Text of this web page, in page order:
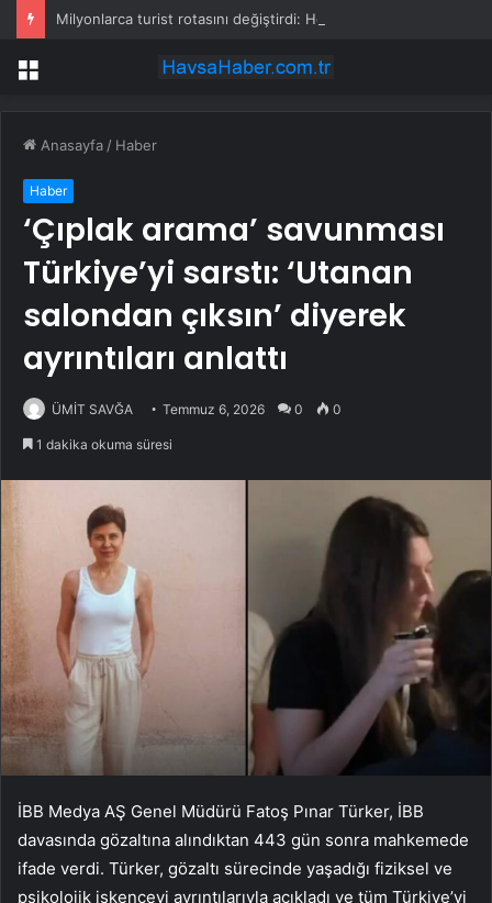
Menü
Anasayfa / Haber
Haber
‘Çıplak arama’ savunması
Türkiye’yi sarstı: ‘Utanan
salondan çıksın’ diyerek
ayrıntıları anlattı
ÜMİT SAVĞA Temmuz 6, 2026 0 0
1 dakika okuma süresi
İBB Medya AŞ Genel Müdürü Fatoş Pınar Türker, İBB
davasında gözaltına alındıktan 443 gün sonra mahkemede
ifade verdi. Türker, gözaltı sürecinde yaşadığı fiziksel ve
psikolojik işkenceyi ayrıntılarıyla açıkladı ve tüm Türkiye’yi